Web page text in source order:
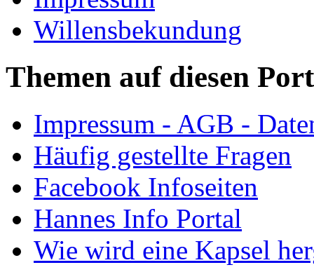
Willensbekundung
Themen auf diesen
Impressum - AGB -
Häufig gestellte Fragen
Facebook Infoseiten
Hannes Info Portal
Wie wird eine Kapsel